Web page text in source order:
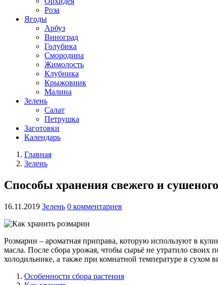
Роза
Ягоды
Арбуз
Виноград
Голубика
Смородина
Жимолость
Клубника
Крыжовник
Малина
Зелень
Салат
Петрушка
Заготовки
Календарь
Главная
Зелень
Способы хранения свежего и
16.11.2019 Зелень 0 комментариев
Розмарин – ароматная приправа, которую используют в
масла. После сбора урожая, чтобы сырьё не утратило
холодильнике, а также при комнатной температуре в сухом
Особенности сбора растения